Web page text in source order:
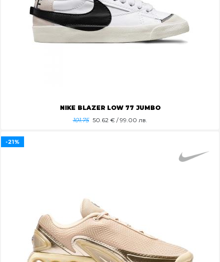
NIKE BLAZER LOW 77 JUMBO
101.75 50.62 € / 99.00 лв.
-21%